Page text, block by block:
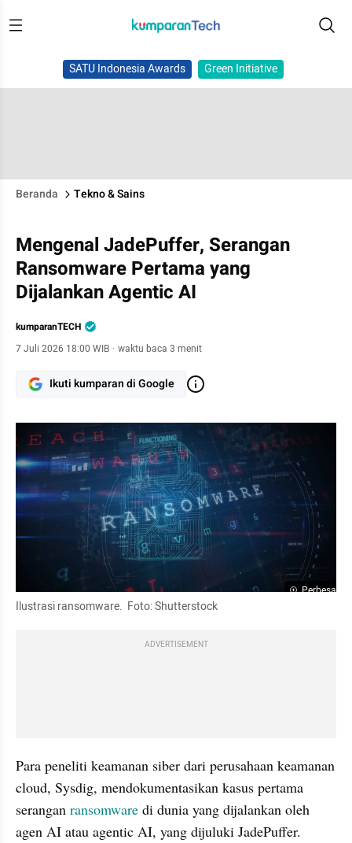
SATU Indonesia Awards Green Initiative
Beranda Tekno & Sains
Mengenal JadePuffer, Serangan
Ransomware Pertama yang
Dijalankan Agentic AI
kumparanTECH
7 Juli 2026 18:00 WIB · waktu baca 3 menit
Ikuti kumparan di Google
Perbesar
Ilustrasi ransomware.  Foto: Shutterstock
ADVERTISEMENT
Para peneliti keamanan siber dari perusahaan keamanan
cloud, Sysdig, mendokumentasikan kasus pertama
serangan ransomware di dunia yang dijalankan oleh
agen AI atau agentic AI, yang dijuluki JadePuffer.